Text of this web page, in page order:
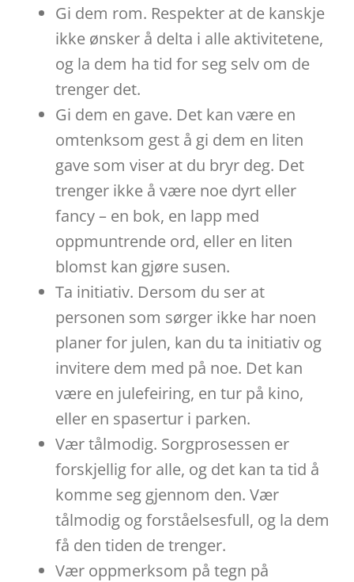
Gi dem rom. Respekter at de kanskje
ikke ønsker å delta i alle aktivitetene,
og la dem ha tid for seg selv om de
trenger det.
Gi dem en gave. Det kan være en
omtenksom gest å gi dem en liten
gave som viser at du bryr deg. Det
trenger ikke å være noe dyrt eller
fancy – en bok, en lapp med
oppmuntrende ord, eller en liten
blomst kan gjøre susen.
Ta initiativ. Dersom du ser at
personen som sørger ikke har noen
planer for julen, kan du ta initiativ og
invitere dem med på noe. Det kan
være en julefeiring, en tur på kino,
eller en spasertur i parken.
Vær tålmodig. Sorgprosessen er
forskjellig for alle, og det kan ta tid å
komme seg gjennom den. Vær
tålmodig og forståelsesfull, og la dem
få den tiden de trenger.
Vær oppmerksom på tegn på